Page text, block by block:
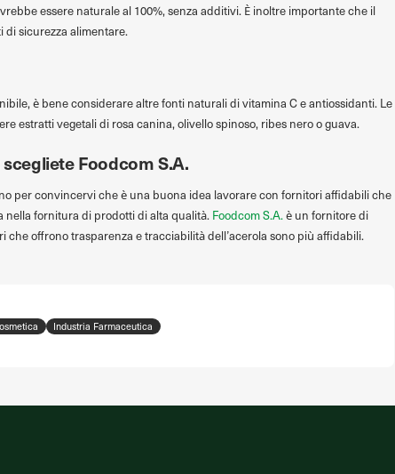
essere naturale al 100%, senza additivi. È inoltre importante che il
sicurezza alimentare.
è bene considerare altre fonti naturali di vitamina C e antiossidanti. Le
estratti vegetali di rosa canina, olivello spinoso, ribes nero o guava.
Foodcom S.A.
per convincervi che è una buona idea lavorare con fornitori affidabili che
nella fornitura di prodotti di alta qualità. Foodcom S.A.è un fornitore di
che offrono trasparenza e tracciabilità dell’acerola sono più affidabili.
Industria Farmaceutica